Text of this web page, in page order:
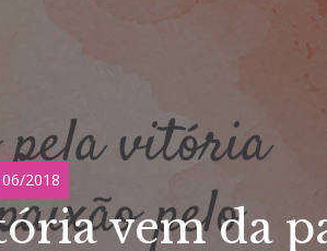
06/2018
vem da